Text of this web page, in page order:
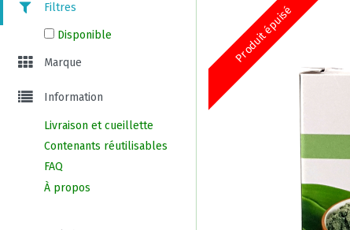
Filtres
Disponible
Marque
Information
Livraison et cueillette
Contenants réutilisables
FAQ
À propos
Produit épuisé